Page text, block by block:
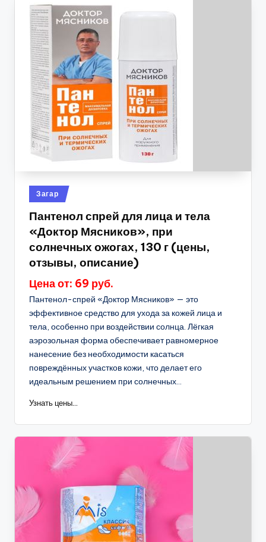
Опубликовано
в
Загар
Пантенол спрей для лица и тела
«Доктор Мясников», при
солнечных ожогах, 130 г (цены,
отзывы, описание)
Цена от: 69 руб.
Пантенол-спрей «Доктор Мясников» — это
эффективное средство для ухода за кожей лица и
тела, особенно при воздействии солнца. Лёгкая
аэрозольная форма обеспечивает равномерное
нанесение без необходимости касаться
повреждённых участков кожи, что делает его
идеальным решением при солнечных...
Узнать цены...